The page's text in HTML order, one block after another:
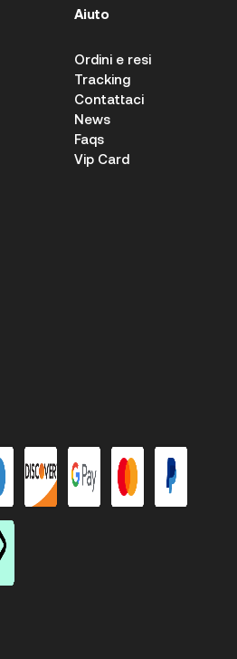
Aiuto
Ordini e resi
Tracking
Contattaci
News
Faqs
Vip Card